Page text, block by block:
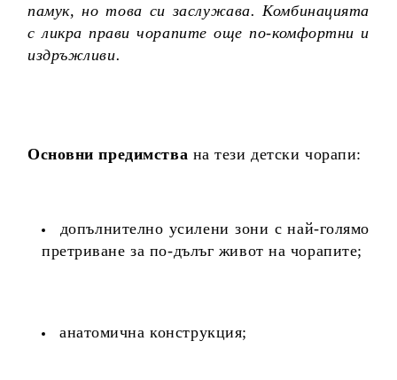
памук, но това си заслужава. Комбинацията
с ликра прави чорапите още по-комфортни и
издръжливи.
Основни предимства на тези детски чорапи:
допълнително усилени зони с най-голямо
претриване за по-дълъг живот на чорапите;
анатомична конструкция;